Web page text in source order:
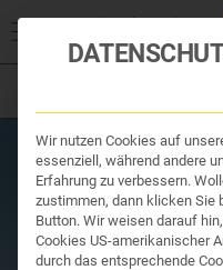
Organe & Organ Uhr
Traditionelle Medizin
Nahrungsergänzung
Kosmetik und Hygiene
Ihr Apotheker
Ihr
36: „Metabolisch ins Lot“
Wir nutzen Cookies auf
essenziell, während andere
Erfahrung zu verbessern.
zustimmen, dann klicken Sie
Button. Wir weisen darauf
Cookies US-amerikanischer
durch das entsprechende